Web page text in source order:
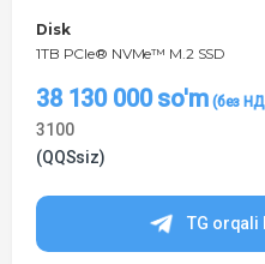
Disk
1TB PCIe® NVMe™ M.2 SSD
38 130 000so'm
3100
(QQSsiz)
TG orqali